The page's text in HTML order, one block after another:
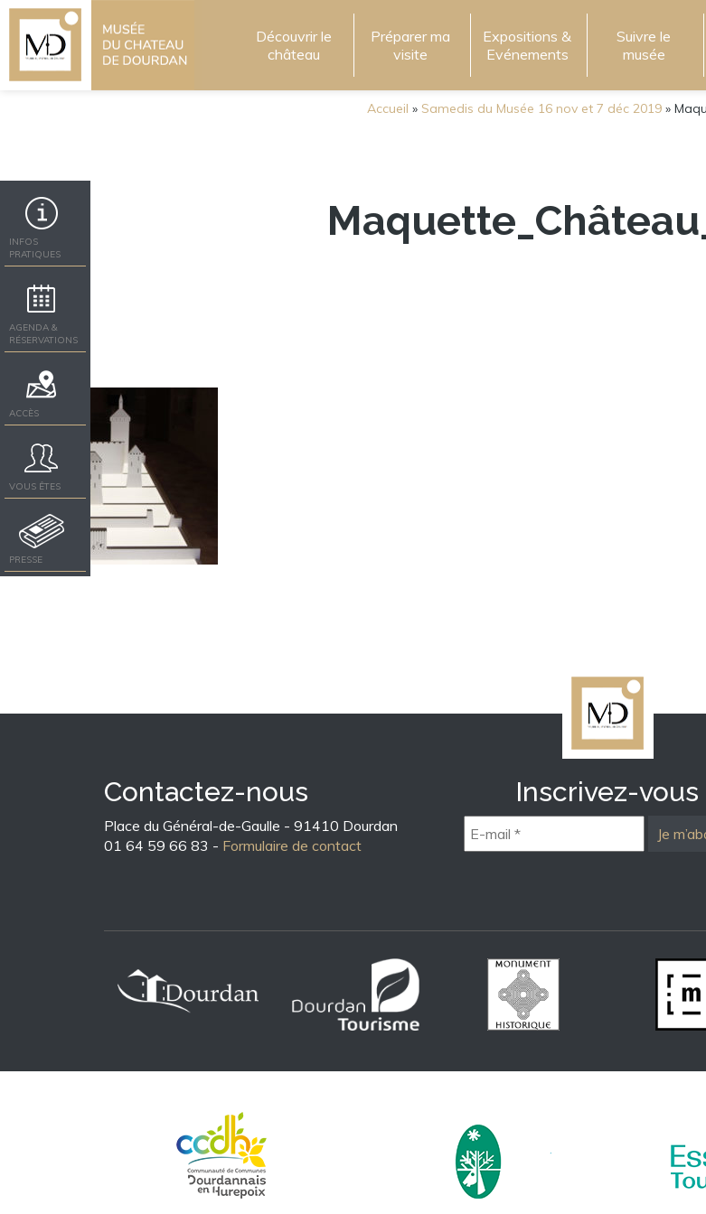
Découvrir le
château
Préparer ma
visite
Expositions &
Evénements
Suivre le
musée
INFOS
PRATIQUES
AGENDA &
RÉSERVATIONS
ACCÈS
VOUS ÊTES
PRESSE
Accueil » Samedis du Musée 16 nov et 7 déc 2019 »
Contactez-nous
Place du Général-de-Gaulle - 91410 Dourdan
01 64 59 66 83 - Formulaire de contact
Inscrivez-vous